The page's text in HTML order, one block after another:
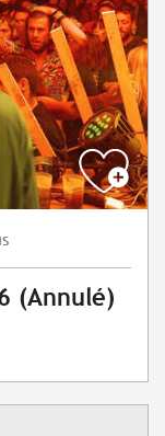
(Annulé)